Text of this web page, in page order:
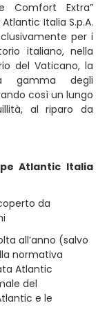
Comfort Extra”
Italia S.p.A.
per i
italiano, nella
del Vaticano, la
gamma degli
così un lungo
al riparo da
Atlantic Italia
da
all’anno (salvo
normativa
Atlantic
del
e le